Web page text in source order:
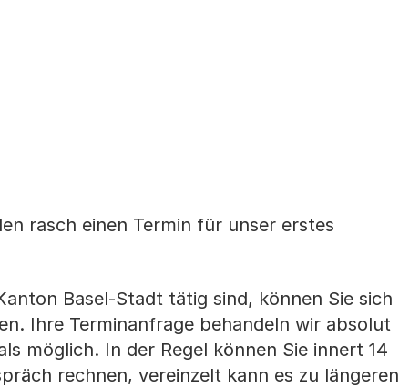
rasch einen Termin für unser erstes
Basel-Stadt tätig sind, können Sie sich
Ihre Terminanfrage behandeln wir absolut
möglich. In der Regel können Sie innert 14
rechnen, vereinzelt kann es zu längeren